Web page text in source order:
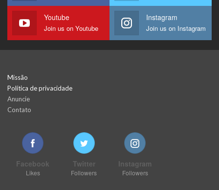
Youtube
Join us on Youtube
Instagram
Join us on Instagram
Missão
Política de privacidade
Anuncie
Contato
Facebook
Likes
Twitter
Followers
Instagram
Followers